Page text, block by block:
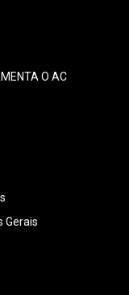
O AC
Gerais